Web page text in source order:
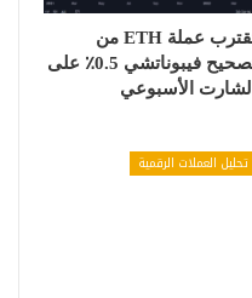
تقترب عملة ETH من
تصحيح فيبوناتشي 0.5٪ على
الشارت الأسبوعي
تحليل العملات الرقمية